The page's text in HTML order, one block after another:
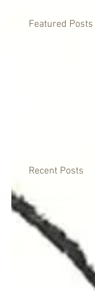
Featured Posts
Recent Posts